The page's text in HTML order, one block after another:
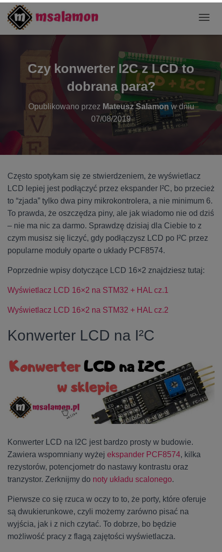
R
Ł
C
Z
A
C
Czy konwerter I2C z LCD to
dobrana para?
Opublikowano przez Mateusz Salamonw dniu
07/08/2019
Często spotykam się ze stwierdzeniem, że wyświetlacz
LCD lepiej jest podłączyć przez ekspander I²C, bo przecież
to “zjada” tylko dwa piny mikrokontrolera, a nie minimum 6.
To prawda, że oszczędza piny, ale jak wiadomo nie od dziś
– nie ma nic za darmo. Sprawdzę dzisiaj dla Ciebie to z
czym musisz się liczyć, gdy podłączysz LCD po I²C przez
popularne moduły oparte o układy PCF8574.
Poprzednie wpisy dotyczące LCD 16×2 znajdziesz tutaj:
Wyświetlacz LCD 16×2 na STM32 + HAL cz.1
Wyświetlacz LCD 16×2 na STM32 + HAL cz.2
Konwerter LCD na I²C
Konwerter LCD na I2C jest bardzo prosty w budowie.
Zawiera wspomniany wyżej ekspander PCF8574, kilka
rezystorów, potencjometr do nastawy kontrastu oraz
tranzystor. Zerknijmy do noty układu scalonego.
Pierwsze co się rzuca w oczy to to, że porty, które oferuje
są dwukierunkowe, czyli możemy zarówno pisać na
wyjścia, jak i z nich czytać. To dobrze, bo będzie
możliwość pracy z flagą zajętości wyświetlacza.